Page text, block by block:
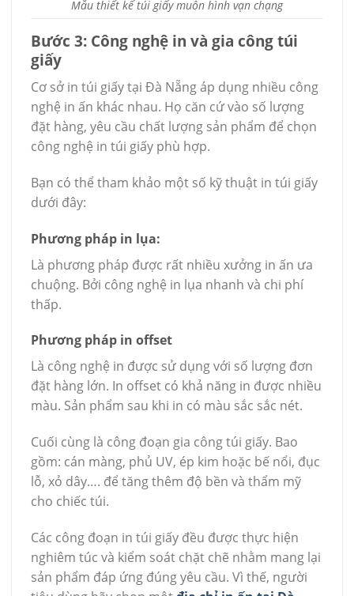
Mẫu thiết kế túi giấy muôn hình vạn chạng
Bước 3: Công nghệ in và gia công túi
giấy
Cơ sở in túi giấy tại Đà Nẵng áp dụng nhiều công
nghệ in ấn khác nhau. Họ căn cứ vào số lượng
đặt hàng, yêu cầu chất lượng sản phẩm để chọn
công nghệ in túi giấy phù hợp.
Bạn có thể tham khảo một số kỹ thuật in túi giấy
dưới đây:
Phương pháp in lụa:
Là phương pháp được rất nhiều xưởng in ấn ưa
chuộng. Bởi công nghệ in lụa nhanh và chi phí
thấp.
Phương pháp in offset
Là công nghệ in được sử dụng với số lượng đơn
đặt hàng lớn. In offset có khả năng in được nhiều
màu. Sản phẩm sau khi in có màu sắc sắc nét.
Cuối cùng là công đoạn gia công túi giấy. Bao
gồm: cán màng, phủ UV, ép kim hoặc bế nổi, đục
lỗ, xỏ dây…. để tăng thêm độ bền và thẩm mỹ
cho chiếc túi.
Các công đoạn in túi giấy đều được thực hiện
nghiêm túc và kiểm soát chặt chẽ nhằm mang lại
sản phẩm đáp ứng đúng yêu cầu. Vì thế, người